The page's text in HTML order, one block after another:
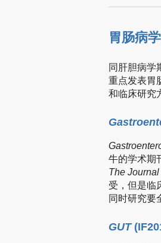
胃肠病
同肝胆病学
重点发表胃
和临床研究
牛的学术期
The
受，但是临
同时研究要
GUT